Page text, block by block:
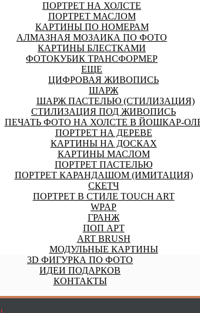
ПОРТРЕТ НА ХОЛСТЕ
ПОРТРЕТ МАСЛОМ
КАРТИНЫ ПО НОМЕРАМ
АЛМАЗНАЯ МОЗАИКА ПО ФОТО
КАРТИНЫ БЛЕСТКАМИ
ФОТОКУБИК ТРАНСФОРМЕР
ЕЩЕ
ЦИФРОВАЯ ЖИВОПИСЬ
ШАРЖ
ШАРЖ ПАСТЕЛЬЮ (СТИЛИЗАЦИЯ)
СТИЛИЗАЦИЯ ПОД ЖИВОПИСЬ
ПЕЧАТЬ ФОТО НА ХОЛСТЕ В ЙОШКАР-
ПОРТРЕТ НА ДЕРЕВЕ
КАРТИНЫ НА ДОСКАХ
КАРТИНЫ МАСЛОМ
ПОРТРЕТ ПАСТЕЛЬЮ
ПОРТРЕТ КАРАНДАШОМ (ИМИТАЦИЯ)
СКЕТЧ
ПОРТРЕТ В СТИЛЕ TOUCH ART
WPAP
ГРАНЖ
ПОП АРТ
ART BRUSH
МОДУЛЬНЫЕ КАРТИНЫ
3D ФИГУРКА ПО ФОТО
ИДЕИ ПОДАРКОВ
КОНТАКТЫ